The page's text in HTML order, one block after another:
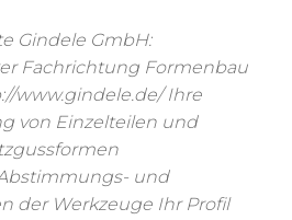
Gindele GmbH:
Fachrichtung Formenbau
www.gindele.de/ Ihre
von Einzelteilen und
und
der Werkzeuge Ihr Profil